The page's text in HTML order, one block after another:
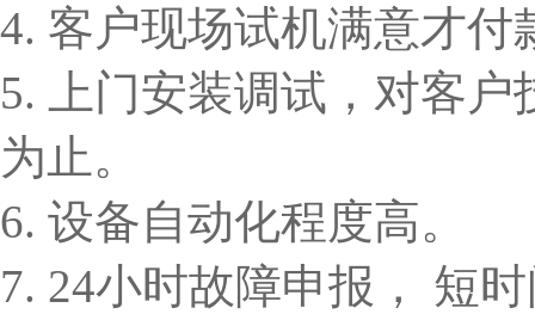
4. 客户现场试机满意才付
5. 上门安装调试，对客
为止。
6. 设备自动化程度高。
7. 24小时故障申报， 短